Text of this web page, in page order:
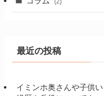
最近の投稿
イミンホ奥さんや子供